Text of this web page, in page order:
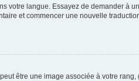
langue. Essayez de demander à
et commencer une nouvelle
être une image associée à votre